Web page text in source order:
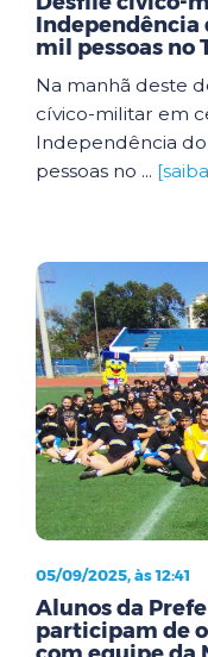
Independência
mil pessoas no
Na manhã deste
cívico-militar em
Independência do
pessoas no ...
05/09/2025, às 12:41
Alunos da
participam de